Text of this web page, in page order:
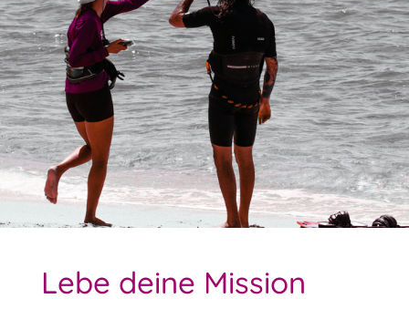
Lebe deine Mission